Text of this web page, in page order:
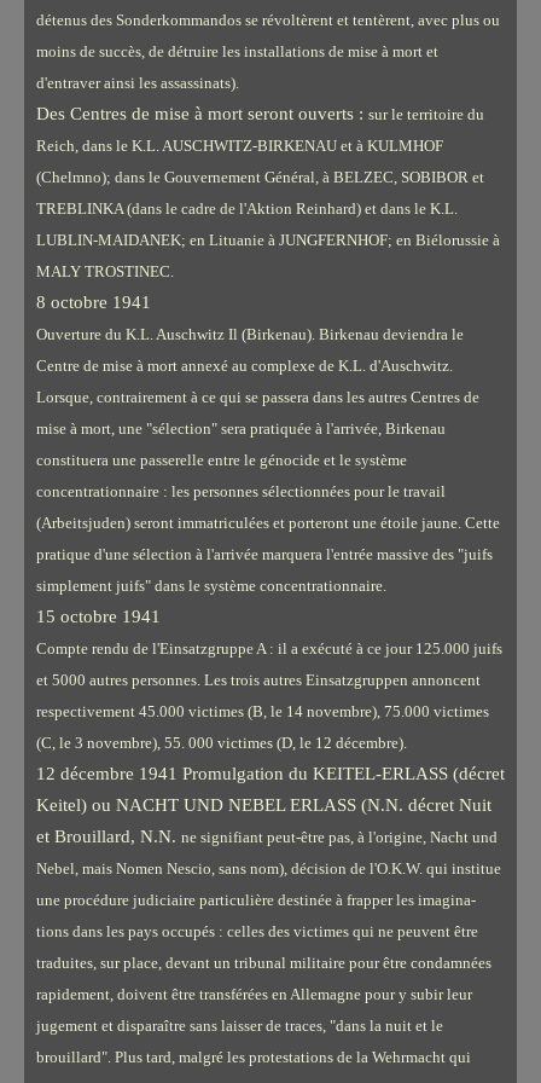
détenus des Sonderkommandos se révoltèrent et tentèrent, avec plus ou
moins de succès, de détruire les installations de mise à mort et
d'entraver ainsi les assassinats).
Des Centres de mise à mort seront ouverts : sur le territoire du
Reich, dans le K.L. AUSCHWITZ-BIRKENAU et à KULMHOF
(Chelmno); dans le Gouvernement Général, à BELZEC, SOBIBOR et
TREBLINKA (dans le cadre de l'Aktion Reinhard) et dans le K.L.
LUBLIN-MAIDANEK; en Lituanie à JUNGFERNHOF; en Biélorussie à
MALY TROSTINEC.
8 octobre 1941
Ouverture du K.L. Auschwitz Il (Birkenau). Birkenau deviendra le
Centre de mise à mort annexé au complexe de K.L. d'Auschwitz.
Lorsque, contrairement à ce qui se passera dans les autres Centres de
mise à mort, une "sélection" sera pratiquée à l'arrivée, Birkenau
constituera une passerelle entre le génocide et le système
concentrationnaire : les personnes sélectionnées pour le travail
(Arbeitsjuden) seront immatriculées et porteront une étoile jaune. Cette
pratique d'une sélection à l'arrivée marquera l'entrée massive des "juifs
simplement juifs" dans le système concentrationnaire.
15 octobre 1941
Compte rendu de l'Einsatzgruppe A : il a exécuté à ce jour 125.000 juifs
et 5000 autres personnes. Les trois autres Einsatzgruppen annoncent
respectivement 45.000 victimes (B, le 14 novembre), 75.000 victimes
(C, le 3 novembre), 55. 000 victimes (D, le 12 décembre).
12 décembre 1941 Promulgation du KEITEL-ERLASS (décret
Keitel) ou NACHT UND NEBEL ERLASS (N.N. décret Nuit
et Brouillard, N.N. ne signifiant peut-être pas, à l'origine, Nacht und
Nebel, mais Nomen Nescio, sans nom), décision de l'O.K.W. qui institue
une procédure judiciaire particulière destinée à frapper les imagina-
tions dans les pays occupés : celles des victimes qui ne peuvent être
traduites, sur place, devant un tribunal militaire pour être condamnées
rapidement, doivent être transférées en Allemagne pour y subir leur
jugement et disparaître sans laisser de traces, "dans la nuit et le
brouillard". Plus tard, malgré les protestations de la Wehrmacht qui